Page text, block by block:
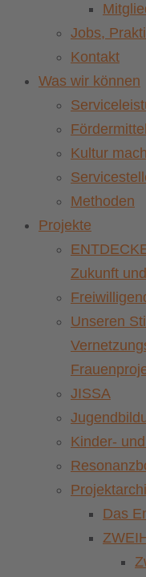
Jobs,
Kontakt
Was wir können
Kultur
Methoden
Projekte
Zukunft
Unseren
JISSA
Kinder-
Das